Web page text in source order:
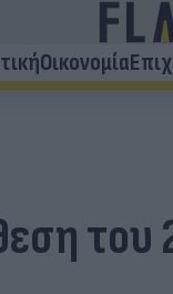
Οικονομία
του